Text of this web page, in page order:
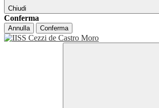
Chiudi
Conferma
Annulla Conferma